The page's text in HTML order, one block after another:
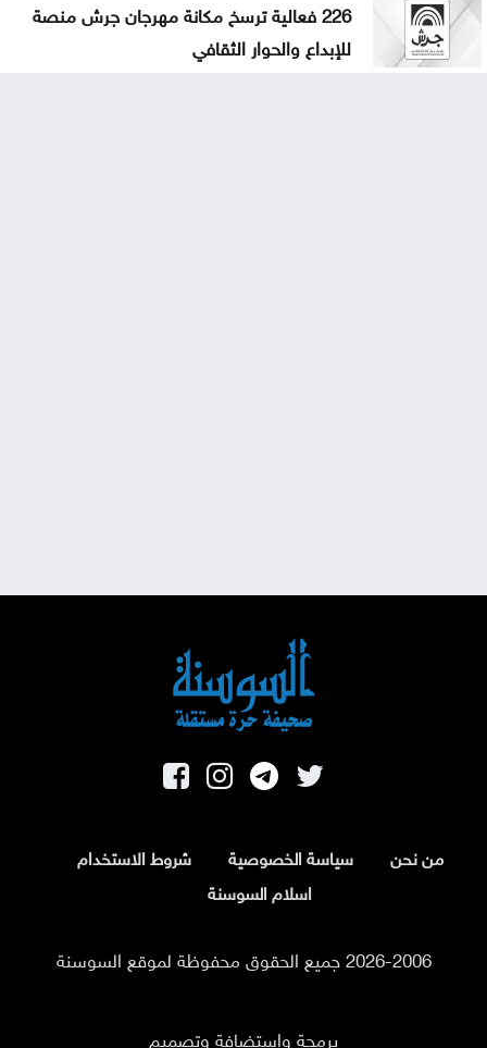
226 فعالية ترسخ مكانة مهرجان جرش منصة
للإبداع والحوار الثقافي
من نحن سياسة الخصوصية
شروط الاستخدام
اسلام السوسنة
2026-2006 جميع الحقوق محفوظة لموقع السوسنة
برمجة واستضافة وتصميم